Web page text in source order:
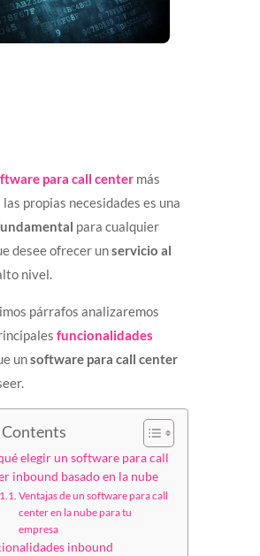
para call centermás
las propias necesidades es una
para cualquier
desee ofrecer unservicio al
nivel.
párrafos analizaremos
funcionalidades
unsoftware para call center
elegir un software para call
inbound basado en la nube
Ventajas de un software para call
center en la nube para tu
empresa
inbound